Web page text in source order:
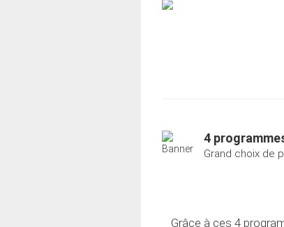
4
Grand choix de
Grâce à ces 4